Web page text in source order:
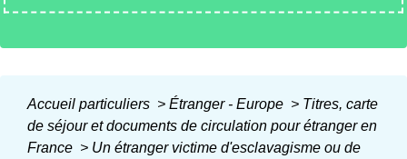
Accueil particuliers > Étranger - Europe > Titres, carte
de séjour et documents de circulation pour étranger en
France > Un étranger victime d'esclavagisme ou de